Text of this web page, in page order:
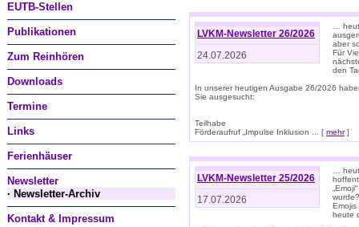
EUTB-Stellen
Publikationen
Zum Reinhören
Downloads
Termine
Links
Ferienhäuser
Newsletter
· Newsletter-Archiv
Kontakt & Impressum
LVKM-Newsletter 26/2026
24.07.2026
…
aber
Für
den
In unserer heutigen Ausgabe 26/2026
Sie ausgesucht:
Teilhabe
Förderaufruf „Impulse Inklusion ... [ mehr]
LVKM-Newsletter 25/2026
17.07.2026
…
Emojis
heute